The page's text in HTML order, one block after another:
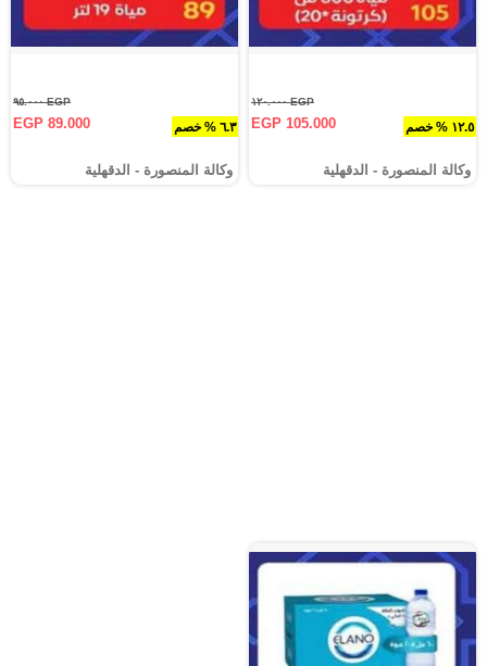
١٢.٥ % خصم
EGP ١٢٠.٠٠٠
EGP 105.000
وكالة المنصورة - الدقهلية‎
٦.٣ % خصم
EGP ٩٥.٠٠٠
EGP 89.000
وكالة المنصورة - الدقهلية‎